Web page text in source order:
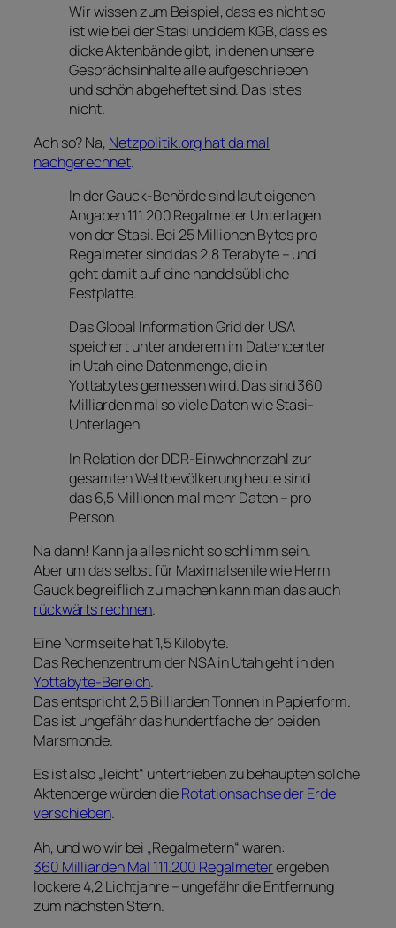
Wir wissen zum Beispiel, dass es nicht so
ist wie bei der Stasi und dem KGB, dass es
dicke Aktenbände gibt, in denen unsere
Gesprächsinhalte alle aufgeschrieben
und schön abgeheftet sind. Das ist es
nicht.
Ach so? Na, Netzpolitik.org hat da mal
nachgerechnet.
In der Gauck-Behörde sind laut eigenen
Angaben 111.200 Regalmeter Unterlagen
von der Stasi. Bei 25 Millionen Bytes pro
Regalmeter sind das 2,8 Terabyte – und
geht damit auf eine handelsübliche
Festplatte.
Das Global Information Grid der USA
speichert unter anderem im Datencenter
in Utah eine Datenmenge, die in
Yottabytes gemessen wird. Das sind 360
Milliarden mal so viele Daten wie Stasi-
Unterlagen.
In Relation der DDR-Einwohnerzahl zur
gesamten Weltbevölkerung heute sind
das 6,5 Millionen mal mehr Daten – pro
Person.
Na dann! Kann ja alles nicht so schlimm sein.
Aber um das selbst für Maximalsenile wie Herrn
Gauck begreiflich zu machen kann man das auch
rückwärts rechnen.
Eine Normseite hat 1,5 Kilobyte.
Das Rechenzentrum der NSA in Utah geht in den
Yottabyte-Bereich.
Das entspricht 2,5 Billiarden Tonnen in Papierform.
Das ist ungefähr das hundertfache der beiden
Marsmonde.
Es ist also „leicht“ untertrieben zu behaupten solche
Aktenberge würden dieRotationsachse der Erde
verschieben.
Ah, und wo wir bei „Regalmetern“ waren:
360 Milliarden Mal 111.200 Regalmeterergeben
lockere 4,2 Lichtjahre – ungefähr die Entfernung
zum nächsten Stern.